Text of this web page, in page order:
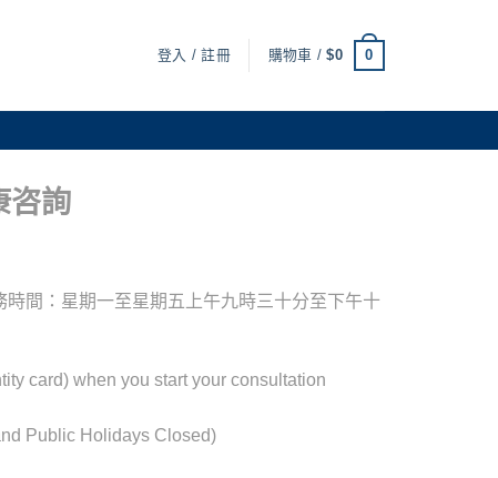
登入 / 註冊 購物車 /$0 0
咨詢
間：星期一至星期五上午九時三十分至下午十
card) when you start your consultation
Public Holidays Closed)